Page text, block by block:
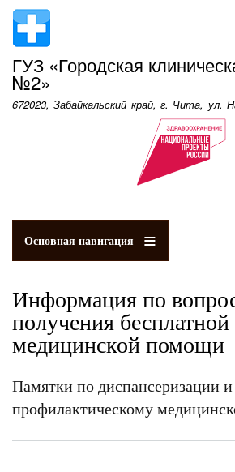
ГУЗ «Городская
№2»
672023, Забайкальский край, г. Чита, ул.
Основная навигация
Информация по
получения бесплатной
медицинской помощи
Памятки по диспансеризации и
профилактическому